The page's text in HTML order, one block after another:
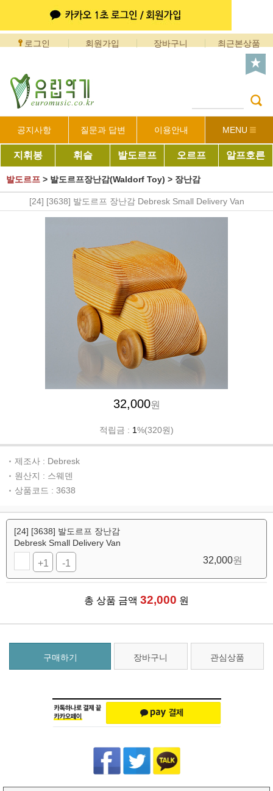
로그인 회원가입 장바구니 최근본상품
공지사항 질문과 답변 이용안내 MENU
지휘봉 휘슬 발도르프 오르프 알프호른
발도르프 > 발도르프장난감(Waldorf Toy) > 장난감
[24] [3638] 발도르프 장난감 Debresk Small Delivery Van
32,000원
적립금 : 1%(320원)
제조사 : Debresk
원산지 : 스웨덴
상품코드 : 3638
[24] [3638] 발도르프 장난감
Debresk Small Delivery Van
+1 -1 32,000원
총 상품 금액 32,000 원
구매하기 장바구니 관심상품